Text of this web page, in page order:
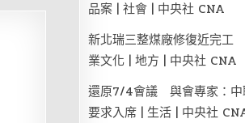
品案 | 社會 | 中央社 CNA
新北瑞三整煤廠修復近完工
業文化 | 地方 | 中央社 CNA
還原7/4會議 與會專家：中
要求入席 | 生活 | 中央社